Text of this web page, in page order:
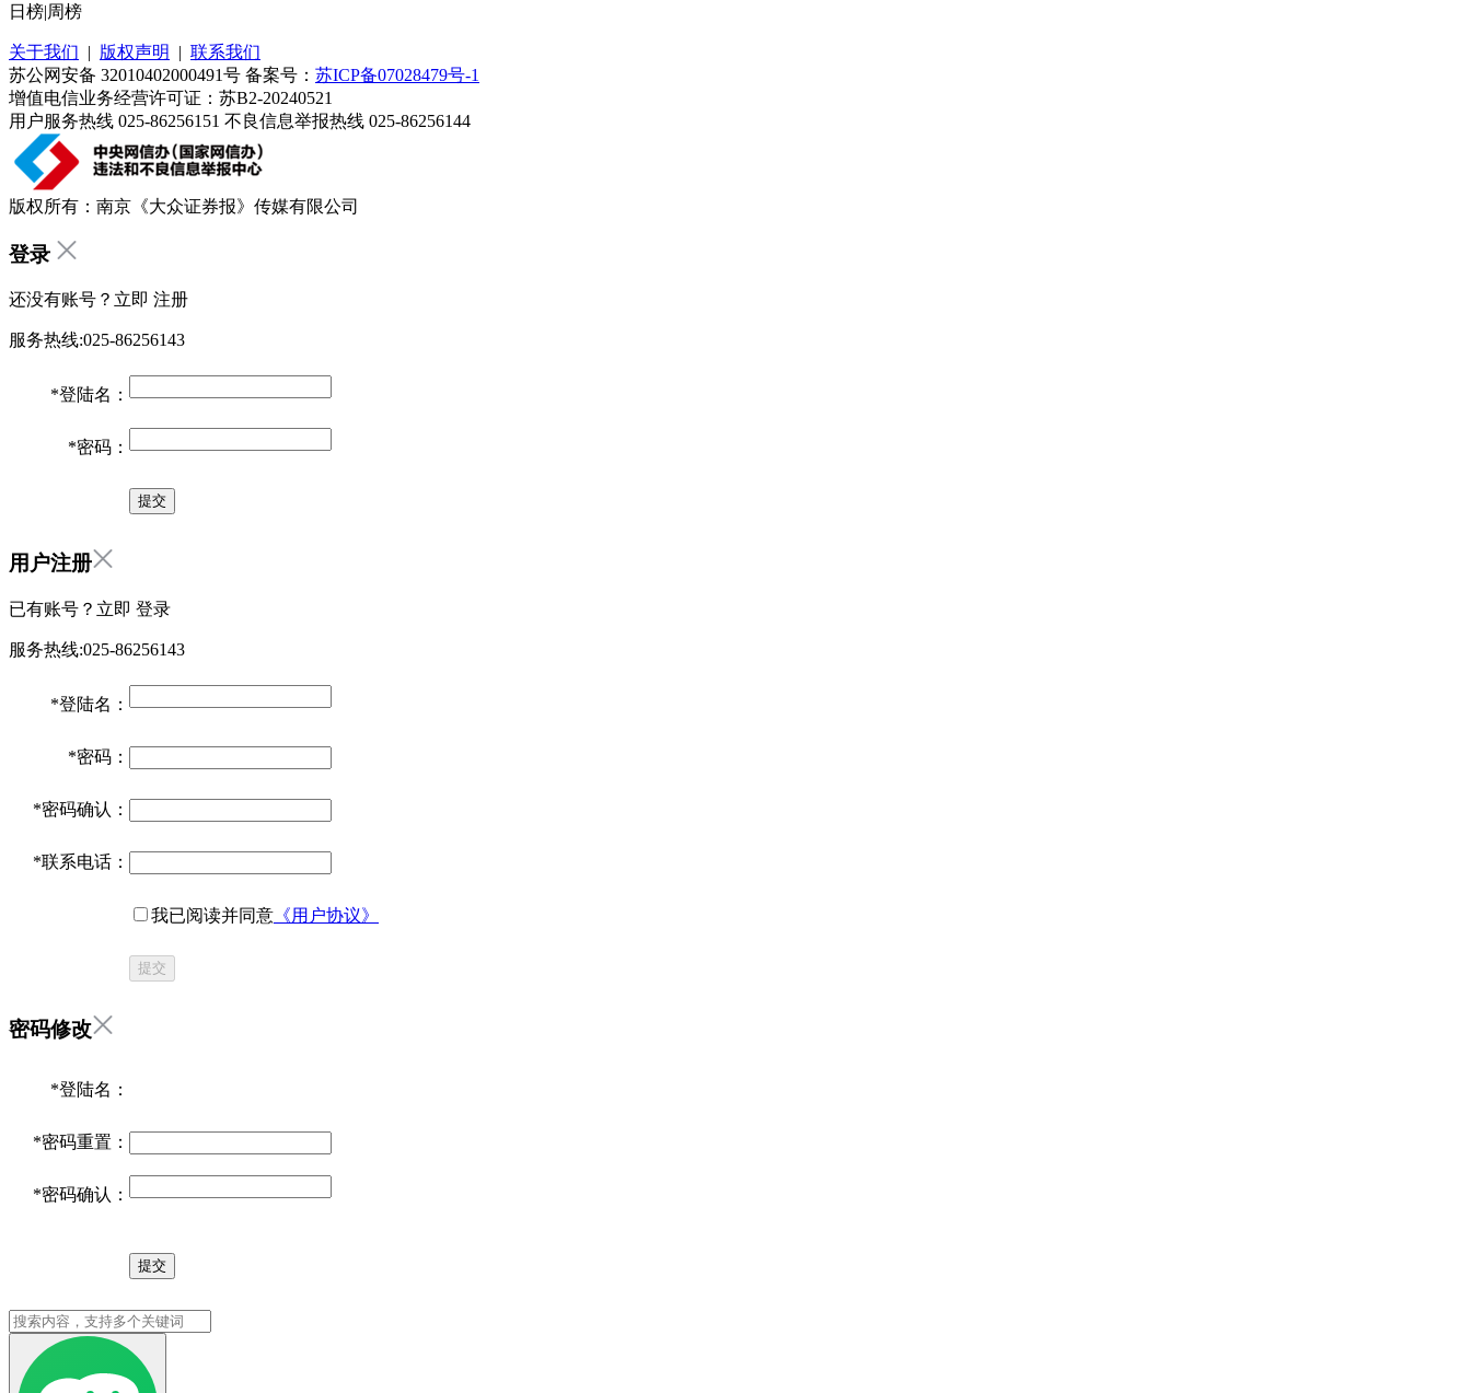
日榜|周榜
关于我们 | 版权声明 | 联系我们
苏公网安备 32010402000491号 备案号： 苏ICP备07028479号-1
增值电信业务经营许可证：苏B2-20240521
用户服务热线 025-86256151 不良信息举报热线 025-86256144
版权所有：南京《大众证券报》传媒有限公司
登录
还没有账号？立即 注册
服务热线:025-86256143
*登陆名：
*密码：
用户注册
已有账号？立即 登录
服务热线:025-86256143
*登陆名：
*密码：
*密码确认：
*联系电话：
我已阅读并同意 《用户协议》
提交
密码修改
*登陆名：
*密码重置：
*密码确认：